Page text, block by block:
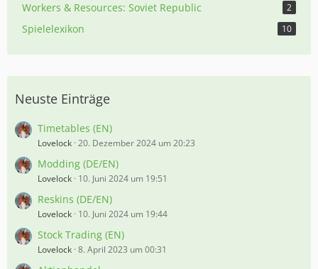
Workers & Resources: Soviet Republic 2
Spielelexikon 10
Neuste Einträge
Timetables (EN)
Lovelock 20. Dezember 2024 um 20:23
Modding (DE/EN)
Lovelock 10. Juni 2024 um 19:51
Reskins (DE/EN)
Lovelock 10. Juni 2024 um 19:44
Stock Trading (EN)
Lovelock 8. April 2023 um 00:31